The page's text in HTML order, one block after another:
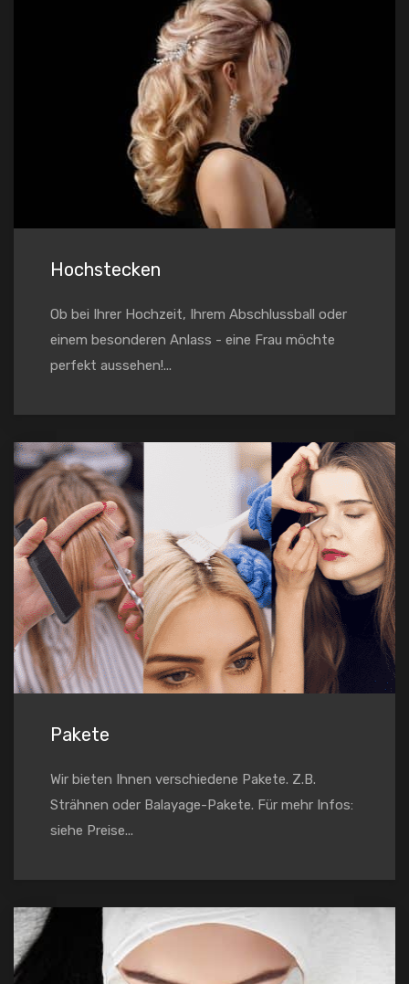
Hochstecken
Ob bei Ihrer Hochzeit, Ihrem Abschlussball oder
einem besonderen Anlass - eine Frau möchte
perfekt aussehen!...
Pakete
Wir bieten Ihnen verschiedene Pakete. Z.B.
Strähnen oder Balayage-Pakete. Für mehr Infos:
siehe Preise...